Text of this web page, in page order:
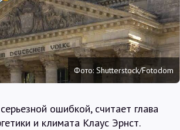
Карты
О нас
@Infotek_Russia
Фото: Shutterstock/Fotodom
ошибкой, считает глава
и климата Клаус Эрнст.